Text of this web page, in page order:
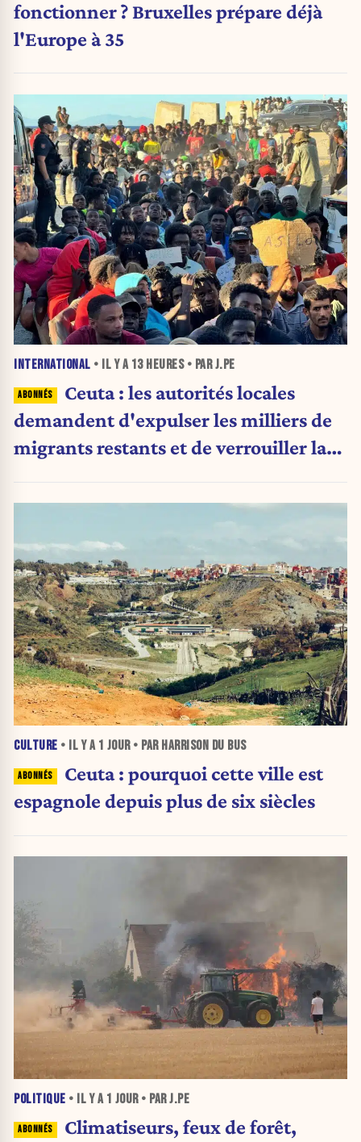
fonctionner ? Bruxelles prépare déjà
l'Europe à 35
INTERNATIONAL • IL Y A 13 HEURES• PAR J.PE
Ceuta : les autorités locales
demandent d'expulser les milliers de
migrants restants et de verrouiller la
CULTURE • IL Y A 1 JOUR• PAR HARRISON DU BUS
Ceuta : pourquoi cette ville est
espagnole depuis plus de six siècles
POLITIQUE • IL Y A 1 JOUR• PAR J.PE
Climatiseurs, feux de forêt,